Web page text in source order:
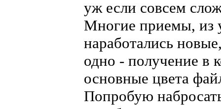
уж если совсем
Многие приемы, из
наработались
одно - получение в
основные цвета
Попробую